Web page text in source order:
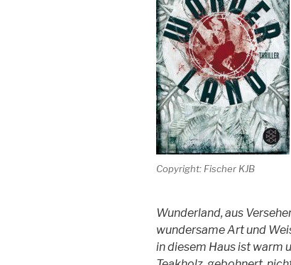
Copyright: Fischer KJB
Wunderland, aus
wundersame Art und
in diesem Haus ist warm